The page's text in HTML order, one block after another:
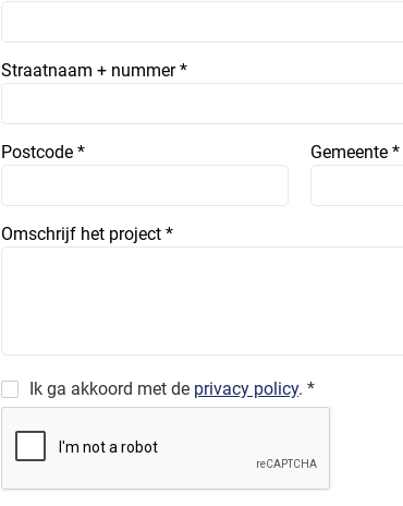
Straatnaam + nummer *
Postcode * Gemeente *
Omschrijf het project *
Ik ga akkoord met de privacy policy. *